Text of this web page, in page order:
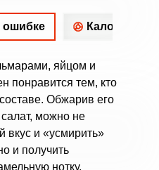
яйцом и
понравится тем, кто
Обжарив его
можно не
вкус и «усмирить»
и получить
нотку,